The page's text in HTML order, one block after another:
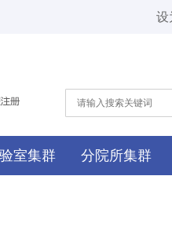
设
室集群 分院所集群